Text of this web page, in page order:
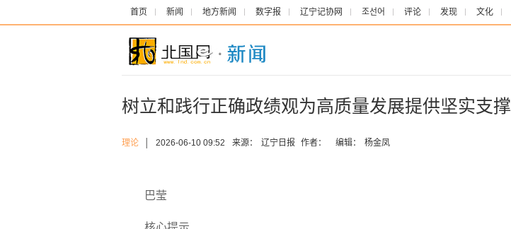
首页 新闻 地方新闻 数字报 辽宁记协网 조선어 评论 发现 文化
树立和践行正确政绩观为高质量发展提供坚实支撑
理论 2026-06-10 09:52 来源： 辽宁日报 作者： 编辑： 杨金凤
巴莹